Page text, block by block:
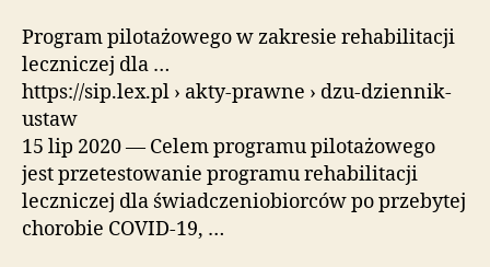
Program pilotażowego w zakresie rehabilitacji
leczniczej dla …
https://sip.lex.pl › akty-prawne › dzu-dziennik-
ustaw
15 lip 2020 — Celem programu pilotażowego
jest przetestowanie programu rehabilitacji
leczniczej dla świadczeniobiorców po przebytej
chorobie COVID-19, …